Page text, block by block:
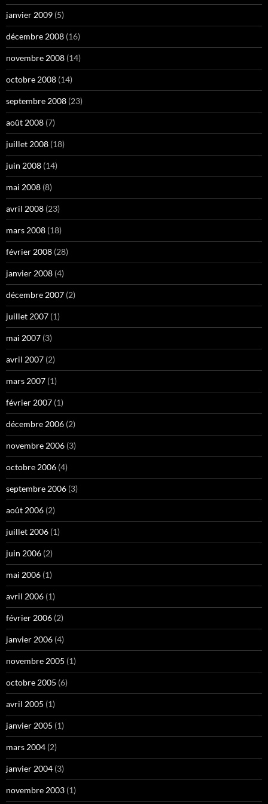
janvier 2009 (5)
décembre 2008 (16)
novembre 2008 (14)
octobre 2008 (14)
septembre 2008 (23)
août 2008 (7)
juillet 2008 (18)
juin 2008 (14)
mai 2008 (8)
avril 2008 (23)
mars 2008 (18)
février 2008 (28)
janvier 2008 (4)
décembre 2007 (2)
juillet 2007 (1)
mai 2007 (3)
avril 2007 (2)
mars 2007 (1)
février 2007 (1)
décembre 2006 (2)
novembre 2006 (3)
octobre 2006 (4)
septembre 2006 (3)
août 2006 (2)
juillet 2006 (1)
juin 2006 (2)
mai 2006 (1)
avril 2006 (1)
février 2006 (2)
janvier 2006 (4)
novembre 2005 (1)
octobre 2005 (6)
avril 2005 (1)
janvier 2005 (1)
mars 2004 (2)
janvier 2004 (3)
novembre 2003 (1)